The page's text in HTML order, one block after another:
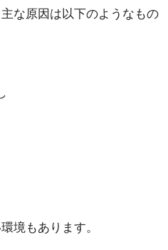
な原因は以下のようなもの
境もあります。